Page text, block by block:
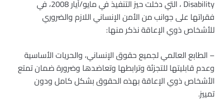
Disability ، التي دخلت حيز التنفيذ في مايو/أيار 2008، في
فقراتها على جوانب من الأمن الإنساني اللازم والضروري
للأشخاص ذوي الإعاقة نذكر منها:
– الطابع العالمي لجميع حقوق الإنساني، والحريات الأساسية
وعدم قابليتها للتجزئة وترابطها وتعاضدها وضرورة ضمان تمتع
الأشخاص ذوي الإعاقة بهذه الحقوق بشكل كامل ودون
تمييز.